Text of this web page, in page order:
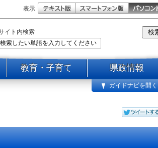
表示
イト内検索
教育・子育て 県政情報
ガイドナビを開く